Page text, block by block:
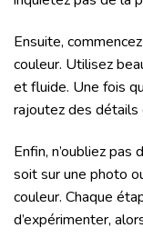
Ensuite,
couleur. Utilisez
et fluide. Une fois
rajoutez des
Enfin, n’oubliez
soit sur une photo
couleur. Chaque
d’expérimenter,